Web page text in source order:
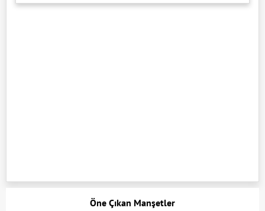
Öne Çıkan Manşetler